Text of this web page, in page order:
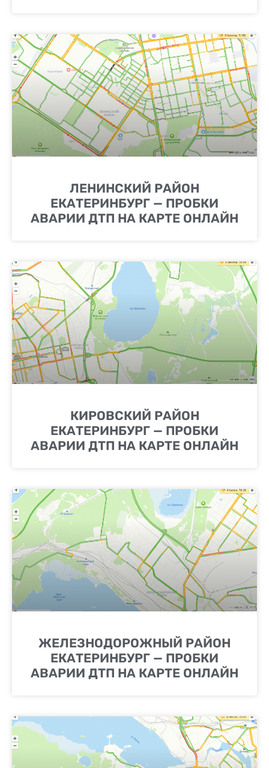
ЛЕНИНСКИЙ РАЙОН
ЕКАТЕРИНБУРГ — ПРОБКИ
АВАРИИ ДТП НА КАРТЕ ОНЛАЙН
КИРОВСКИЙ РАЙОН
ЕКАТЕРИНБУРГ — ПРОБКИ
АВАРИИ ДТП НА КАРТЕ ОНЛАЙН
ЖЕЛЕЗНОДОРОЖНЫЙ РАЙОН
ЕКАТЕРИНБУРГ — ПРОБКИ
АВАРИИ ДТП НА КАРТЕ ОНЛАЙН